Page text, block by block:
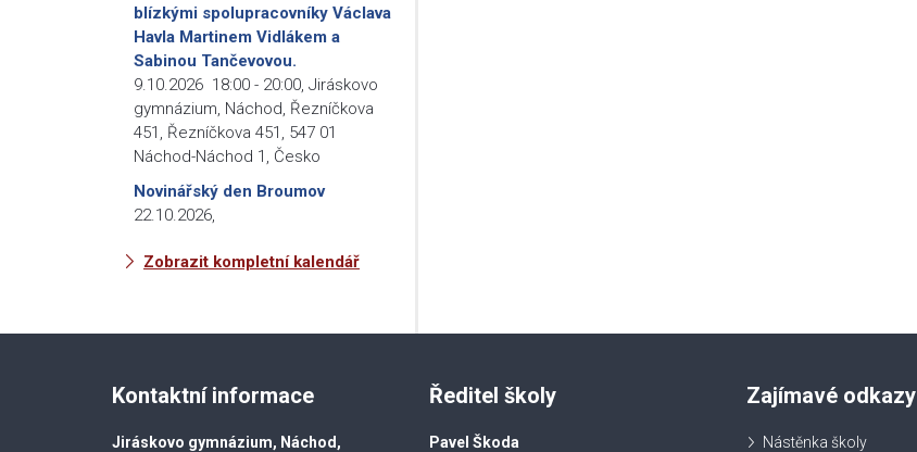
blízkými spolupracovníky Václava
Havla Martinem Vidlákem a
Sabinou Tančevovou.
9.10.2026 18:00 - 20:00 Jiráskovo
gymnázium, Náchod, Řezníčkova
451, Řezníčkova 451, 547 01
Náchod-Náchod 1, Česko
Novinářský den Broumov
22.10.2026
Zobrazit kompletní kalendář
Kontaktní informace
Jiráskovo gymnázium, Náchod,
Ředitel školy
Pavel Škoda
Zajímavé odkazy
Nástěnka školy